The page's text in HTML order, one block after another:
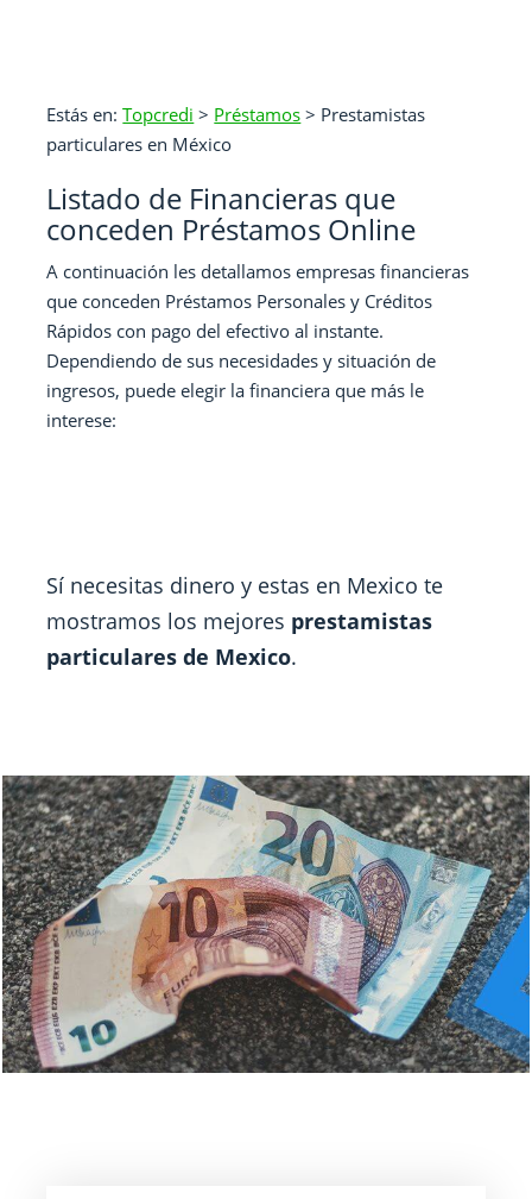
Estás en:Topcredi > Préstamos > Prestamistas
particulares en México
Listado de Financieras que
conceden Préstamos Online
A continuación les detallamos empresas financieras
que conceden Préstamos Personales y Créditos
Rápidos con pago del efectivo al instante.
Dependiendo de sus necesidades y situación de
ingresos, puede elegir la financiera que más le
interese:
Sí necesitas dinero y estas en Mexico te
mostramos los mejores prestamistas
particulares de Mexico.